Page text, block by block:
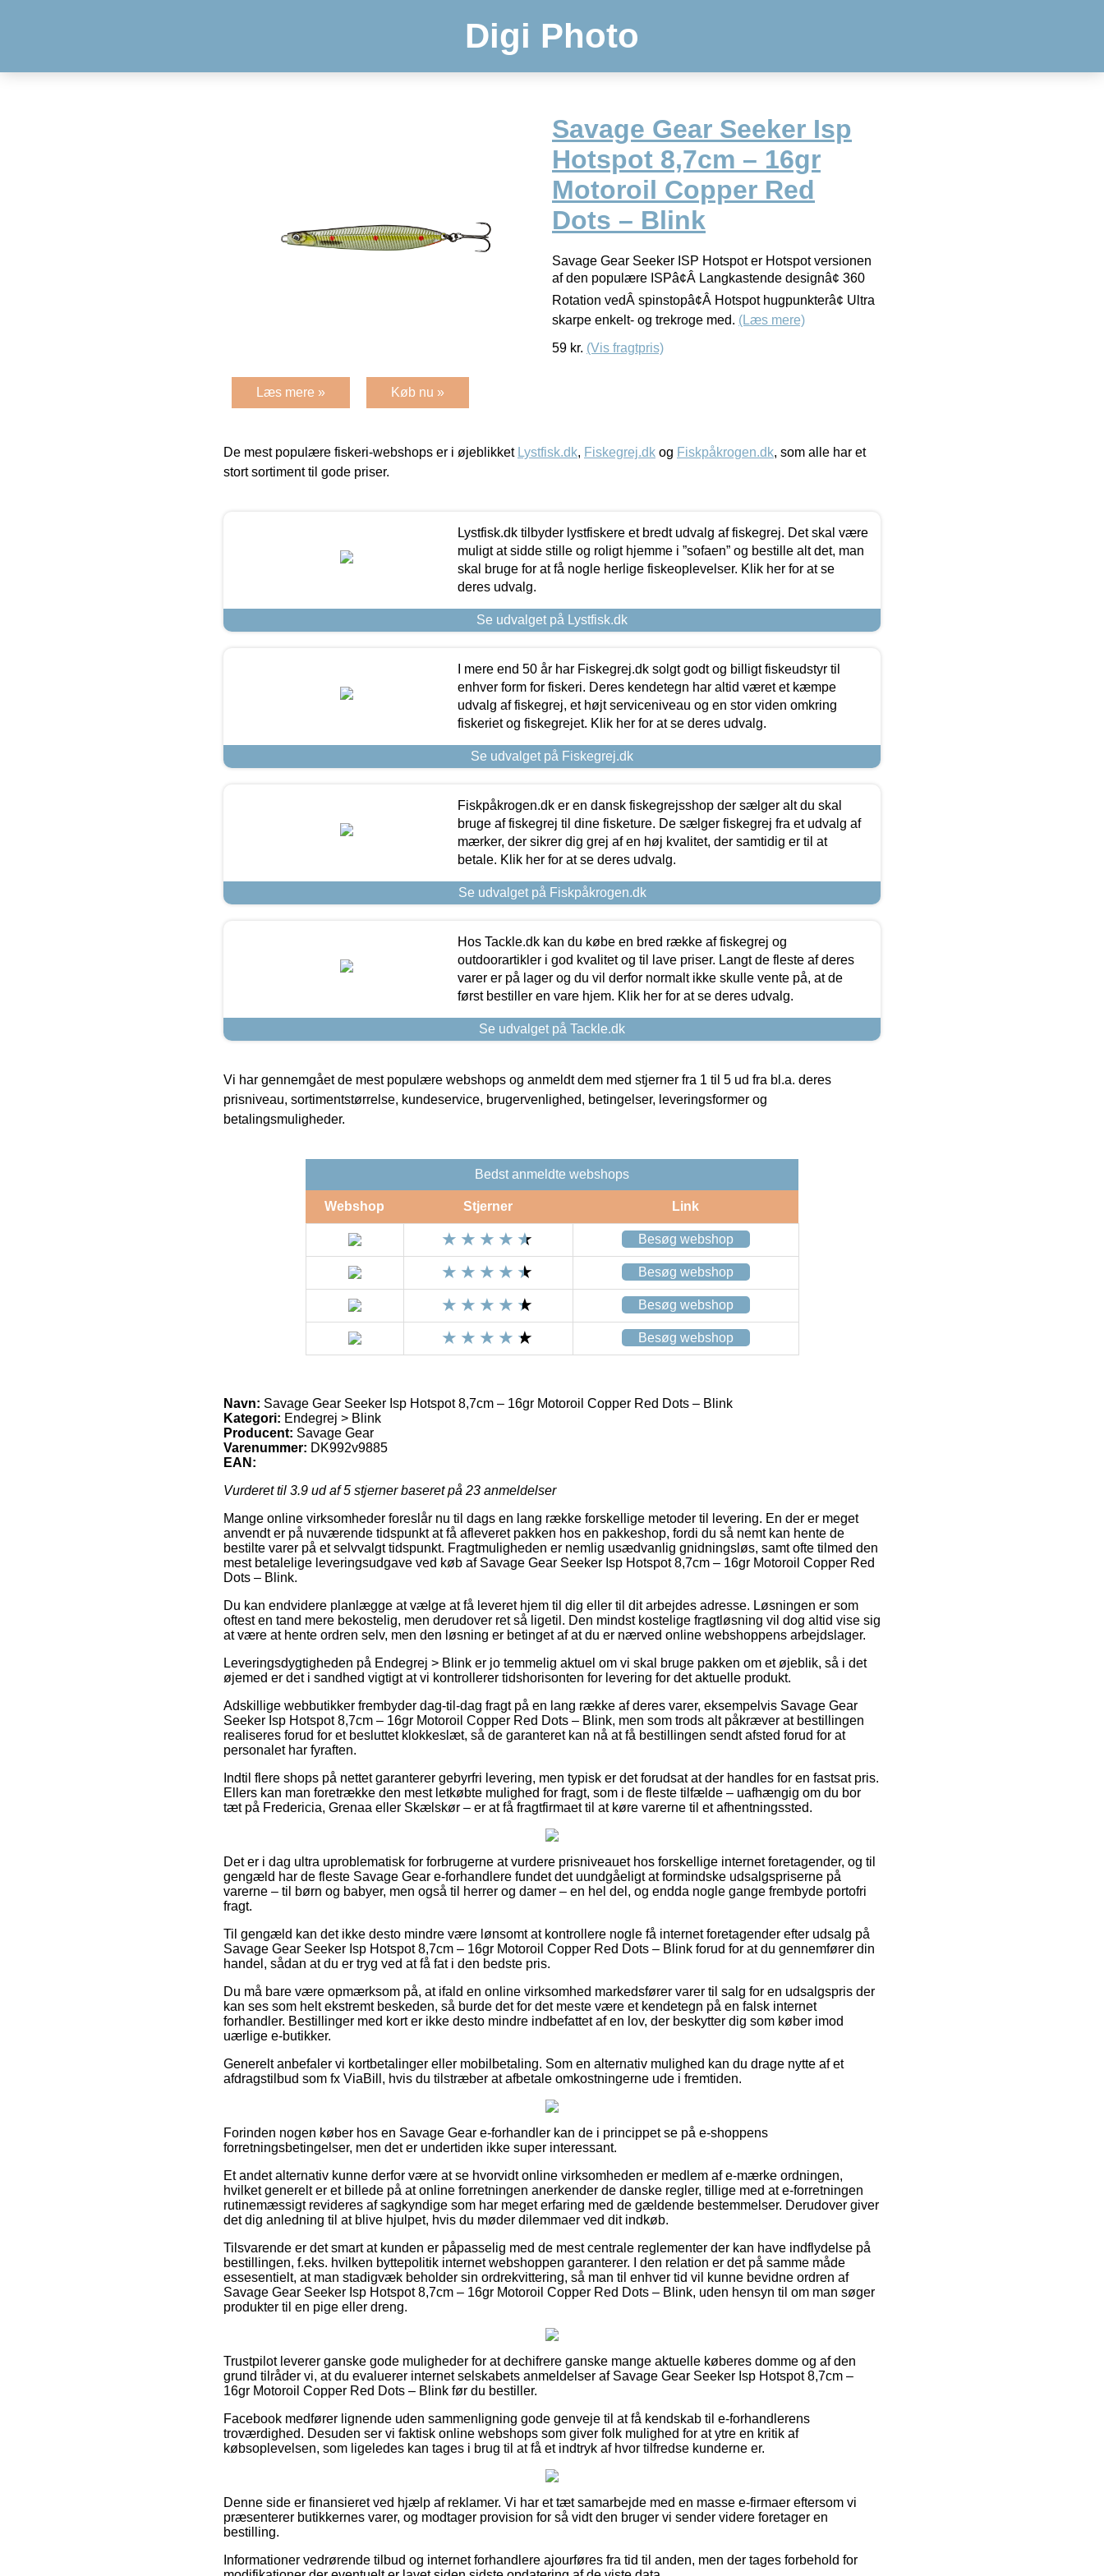
Digi Photo
Savage Gear Seeker Isp
Hotspot 8,7cm – 16gr
Motoroil Copper Red
Dots – Blink
Savage Gear Seeker ISP Hotspot er Hotspot versionen
af den populære ISPâ¢Â Langkastende designâ¢ 360
Rotation vedÂ spinstopâ¢Â Hotspot hugpunkterâ¢ Ultra
skarpe enkelt- og trekroge med. (Læs mere)
59 kr. (Vis fragtpris)
Læs mere » Køb nu »
De mest populære fiskeri-webshops er i øjeblikket Lystfisk.dk, Fiskegrej.dk og Fiskpåkrogen.dk, som alle har et
stort sortiment til gode priser.
Lystfisk.dk tilbyder lystfiskere et bredt udvalg af fiskegrej. Det skal være
muligt at sidde stille og roligt hjemme i ”sofaen” og bestille alt det, man
skal bruge for at få nogle herlige fiskeoplevelser. Klik her for at se
deres udvalg.
Se udvalget på Lystfisk.dk
I mere end 50 år har Fiskegrej.dk solgt godt og billigt fiskeudstyr til
enhver form for fiskeri. Deres kendetegn har altid været et kæmpe
udvalg af fiskegrej, et højt serviceniveau og en stor viden omkring
fiskeriet og fiskegrejet. Klik her for at se deres udvalg.
Se udvalget på Fiskegrej.dk
Fiskpåkrogen.dk er en dansk fiskegrejsshop der sælger alt du skal
bruge af fiskegrej til dine fisketure. De sælger fiskegrej fra et udvalg af
mærker, der sikrer dig grej af en høj kvalitet, der samtidig er til at
betale. Klik her for at se deres udvalg.
Se udvalget på Fiskpåkrogen.dk
Hos Tackle.dk kan du købe en bred række af fiskegrej og
outdoorartikler i god kvalitet og til lave priser. Langt de fleste af deres
varer er på lager og du vil derfor normalt ikke skulle vente på, at de
først bestiller en vare hjem. Klik her for at se deres udvalg.
Se udvalget på Tackle.dk
Vi har gennemgået de mest populære webshops og anmeldt dem med stjerner fra 1 til 5 ud fra bl.a. deres
prisniveau, sortimentstørrelse, kundeservice, brugervenlighed, betingelser, leveringsformer og
betalingsmuligheder.
Bedst anmeldte webshops
Webshop Stjerner Link
Besøg webshop
Besøg webshop
Besøg webshop
Besøg webshop
Navn: Savage Gear Seeker Isp Hotspot 8,7cm – 16gr Motoroil Copper Red Dots – Blink
Kategori: Endegrej > Blink
Producent: Savage Gear
Varenummer: DK992v9885
EAN:
Vurderet til 3.9 ud af 5 stjerner baseret på 23 anmeldelser
Mange online virksomheder foreslår nu til dags en lang række forskellige metoder til levering. En der er meget
anvendt er på nuværende tidspunkt at få afleveret pakken hos en pakkeshop, fordi du så nemt kan hente de
bestilte varer på et selvvalgt tidspunkt. Fragtmuligheden er nemlig usædvanlig gnidningsløs, samt ofte tilmed den
mest betalelige leveringsudgave ved køb af Savage Gear Seeker Isp Hotspot 8,7cm – 16gr Motoroil Copper Red
Dots – Blink.
Du kan endvidere planlægge at vælge at få leveret hjem til dig eller til dit arbejdes adresse. Løsningen er som
oftest en tand mere bekostelig, men derudover ret så ligetil. Den mindst kostelige fragtløsning vil dog altid vise sig
at være at hente ordren selv, men den løsning er betinget af at du er nærved online webshoppens arbejdslager.
Leveringsdygtigheden på Endegrej > Blink er jo temmelig aktuel om vi skal bruge pakken om et øjeblik, så i det
øjemed er det i sandhed vigtigt at vi kontrollerer tidshorisonten for levering for det aktuelle produkt.
Adskillige webbutikker frembyder dag-til-dag fragt på en lang række af deres varer, eksempelvis Savage Gear
Seeker Isp Hotspot 8,7cm – 16gr Motoroil Copper Red Dots – Blink, men som trods alt påkræver at bestillingen
realiseres forud for et besluttet klokkeslæt, så de garanteret kan nå at få bestillingen sendt afsted forud for at
personalet har fyraften.
Indtil flere shops på nettet garanterer gebyrfri levering, men typisk er det forudsat at der handles for en fastsat pris.
Ellers kan man foretrække den mest letkøbte mulighed for fragt, som i de fleste tilfælde – uafhængig om du bor
tæt på Fredericia, Grenaa eller Skælskør – er at få fragtfirmaet til at køre varerne til et afhentningssted.
Det er i dag ultra uproblematisk for forbrugerne at vurdere prisniveauet hos forskellige internet foretagender, og til
gengæld har de fleste Savage Gear e-forhandlere fundet det uundgåeligt at formindske udsalgspriserne på
varerne – til børn og babyer, men også til herrer og damer – en hel del, og endda nogle gange frembyde portofri
fragt.
Til gengæld kan det ikke desto mindre være lønsomt at kontrollere nogle få internet foretagender efter udsalg på
Savage Gear Seeker Isp Hotspot 8,7cm – 16gr Motoroil Copper Red Dots – Blink forud for at du gennemfører din
handel, sådan at du er tryg ved at få fat i den bedste pris.
Du må bare være opmærksom på, at ifald en online virksomhed markedsfører varer til salg for en udsalgspris der
kan ses som helt ekstremt beskeden, så burde det for det meste være et kendetegn på en falsk internet
forhandler. Bestillinger med kort er ikke desto mindre indbefattet af en lov, der beskytter dig som køber imod
uærlige e-butikker.
Generelt anbefaler vi kortbetalinger eller mobilbetaling. Som en alternativ mulighed kan du drage nytte af et
afdragstilbud som fx ViaBill, hvis du tilstræber at afbetale omkostningerne ude i fremtiden.
Forinden nogen køber hos en Savage Gear e-forhandler kan de i princippet se på e-shoppens
forretningsbetingelser, men det er undertiden ikke super interessant.
Et andet alternativ kunne derfor være at se hvorvidt online virksomheden er medlem af e-mærke ordningen,
hvilket generelt er et billede på at online forretningen anerkender de danske regler, tillige med at e-forretningen
rutinemæssigt revideres af sagkyndige som har meget erfaring med de gældende bestemmelser. Derudover giver
det dig anledning til at blive hjulpet, hvis du møder dilemmaer ved dit indkøb.
Tilsvarende er det smart at kunden er påpasselig med de mest centrale reglementer der kan have indflydelse på
bestillingen, f.eks. hvilken byttepolitik internet webshoppen garanterer. I den relation er det på samme måde
essesentielt, at man stadigvæk beholder sin ordrekvittering, så man til enhver tid vil kunne bevidne ordren af
Savage Gear Seeker Isp Hotspot 8,7cm – 16gr Motoroil Copper Red Dots – Blink, uden hensyn til om man søger
produkter til en pige eller dreng.
Trustpilot leverer ganske gode muligheder for at dechifrere ganske mange aktuelle køberes domme og af den
grund tilråder vi, at du evaluerer internet selskabets anmeldelser af Savage Gear Seeker Isp Hotspot 8,7cm –
16gr Motoroil Copper Red Dots – Blink før du bestiller.
Facebook medfører lignende uden sammenligning gode genveje til at få kendskab til e-forhandlerens
troværdighed. Desuden ser vi faktisk online webshops som giver folk mulighed for at ytre en kritik af
købsoplevelsen, som ligeledes kan tages i brug til at få et indtryk af hvor tilfredse kunderne er.
Denne side er finansieret ved hjælp af reklamer. Vi har et tæt samarbejde med en masse e-firmaer eftersom vi
præsenterer butikkernes varer, og modtager provision for så vidt den bruger vi sender videre foretager en
bestilling.
Informationer vedrørende tilbud og internet forhandlere ajourføres fra tid til anden, men der tages forbehold for